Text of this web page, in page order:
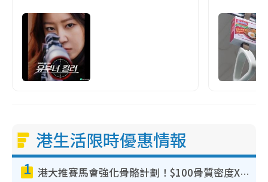
港生活限時優惠情報
1 港大推賽馬會強化骨骼計劃！$100骨質密度X光檢查 完成免費運動訓練送超市禮券！附參加資格